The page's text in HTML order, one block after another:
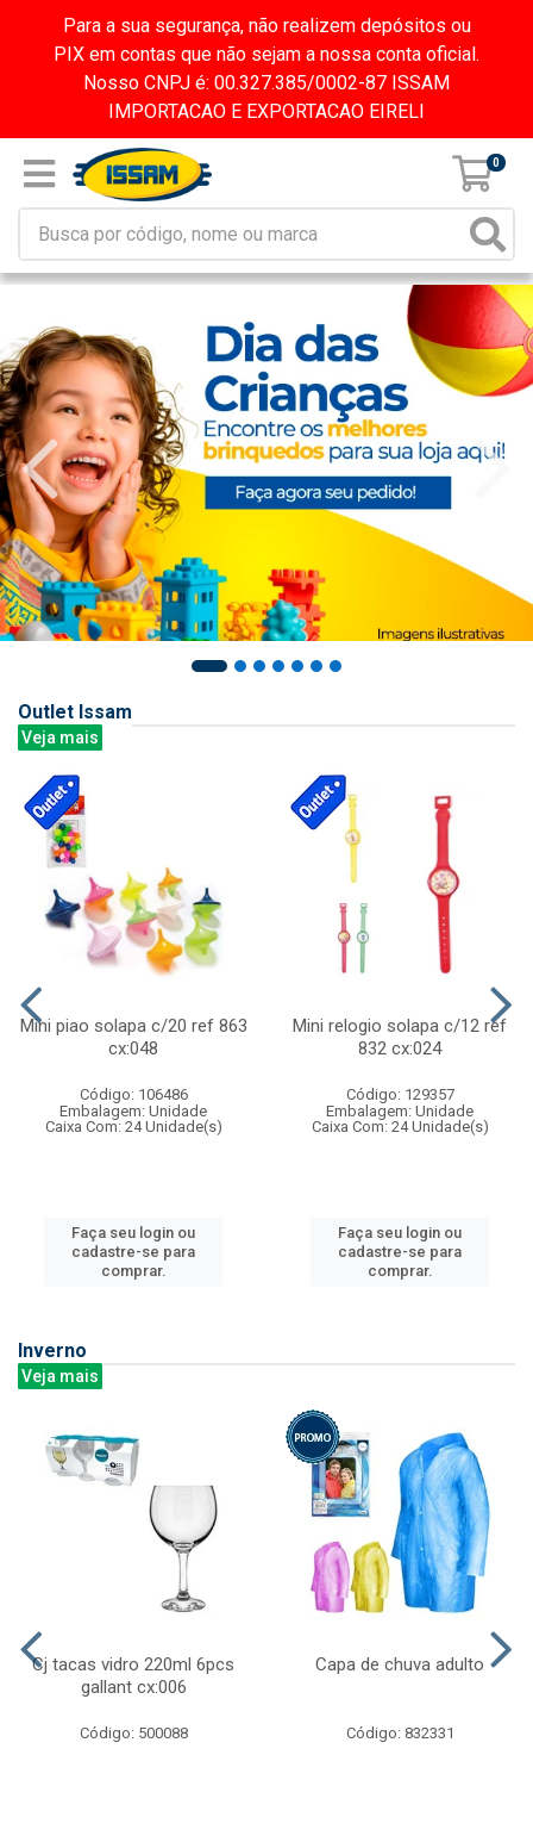
Para a sua segurança, não realizem depósitos ou
PIX em contas que não sejam a nossa conta oficial.
Nosso CNPJ é: 00.327.385/0002-87 ISSAM
IMPORTACAO E EXPORTACAO EIRELI
0
Outlet Issam
Veja mais
Mini piao solapa c/20 ref 863
cx:048
Código: 106486
Embalagem: Unidade
Caixa Com: 24 Unidade(s)
Faça seu login ou
cadastre-se para
comprar.
Mini relogio solapa c/12 ref
832 cx:024
Código: 129357
Embalagem: Unidade
Caixa Com: 24 Unidade(s)
Faça seu login ou
cadastre-se para
comprar.
Inverno
Veja mais
Cj tacas vidro 220ml 6pcs
gallant cx:006
Código: 500088
Capa de chuva adulto
Código: 832331